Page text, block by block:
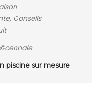
Conseils
piscine sur mesure